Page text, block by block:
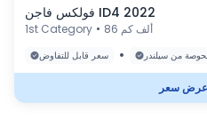
فولكس فاجن ID4 2022
1st Category • 86 ألف كم
سعر قابل للتفاوض
• من سيلندر
عرض سعر